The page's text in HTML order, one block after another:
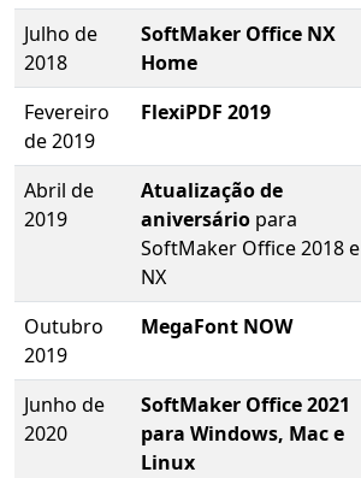
Julho de
2018
SoftMaker Office NX
Home
Fevereiro
de 2019
FlexiPDF 2019
Abril de
2019
Atualização de
aniversário para
SoftMaker Office 2018 e
NX
Outubro
2019
MegaFont NOW
Junho de
2020
SoftMaker Office 2021
para Windows, Mac e
Linux